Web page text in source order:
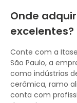
Onde
excelentes?
Conte com a
São Paulo, a
como indústrias
cerâmica, ramo
conta com